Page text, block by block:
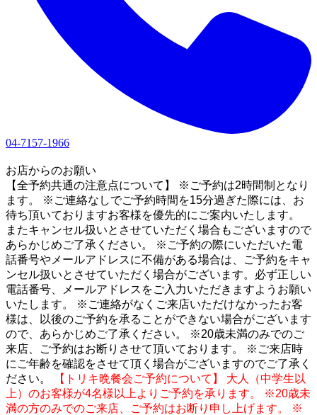
04-7157-1966
お店からのお願い
【全予約共通の注意点について】 ※ご予約は2時間制となり
ます。 ※ご連絡なしでご予約時間を15分過ぎた際には、お
待ち頂いておりますお客様を優先的にご案内いたします。
またキャンセル扱いとさせていただく場合もございますので
あらかじめご了承ください。 ※ご予約の際にいただいた電
話番号やメールアドレスに不備がある場合は、ご予約をキャ
ンセル扱いとさせていただく場合がございます。必ず正しい
電話番号、メールアドレスをご入力いただきますようお願い
いたします。 ※ご連絡がなくご来店いただけなかったお客
様は、以後のご予約を承ることができない場合がございます
ので、あらかじめご了承ください。 ※20歳未満のみでのご
来店、ご予約はお断りさせて頂いております。 ※ご来店時
にご年齢を確認をさせて頂く場合がございますのでご了承く
ださい。
【トリキ晩餐会ご予約について】 大人（中学生以
上）のお客様が4名様以上よりご予約を承ります。 ※20歳未
満の方のみでのご来店、ご予約はお断り申し上げます。 ※